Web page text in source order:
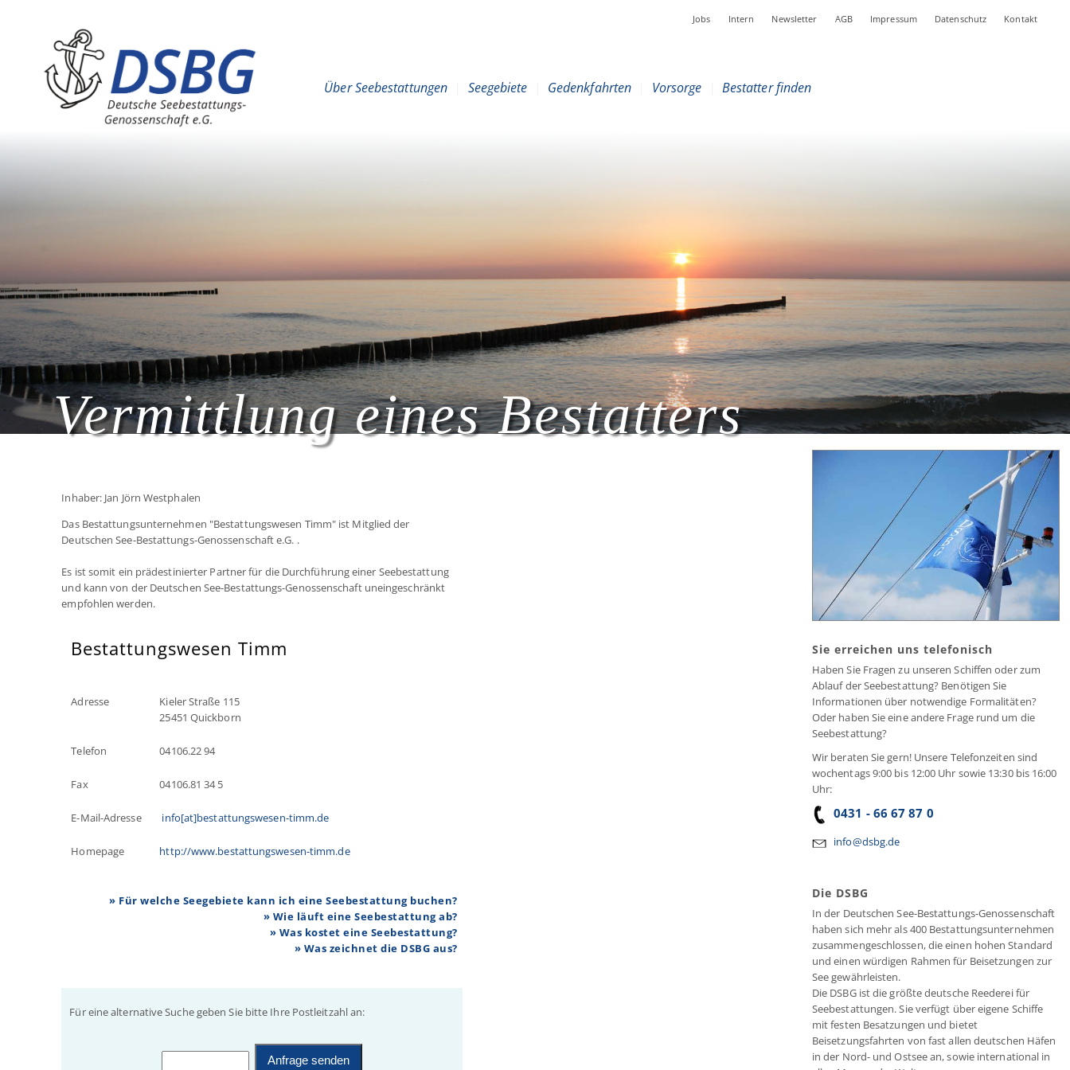
Hauptnavigation
Jobs Intern Newsletter AGB Impressum Datenschutz Kontakt
Über Seebestattungen Seegebiete Gedenkfahrten Vorsorge Bestatter finden
Vermittlung eines Bestatters
Inhaber: Jan Jörn Westphalen
Das Bestattungsunternehmen "Bestattungswesen Timm" ist Mitglied der
Deutschen See-Bestattungs-Genossenschaft e.G. .
Es ist somit ein prädestinierter Partner für die Durchführung einer Seebestattung
und kann von der Deutschen See-Bestattungs-Genossenschaft uneingeschränkt
empfohlen werden.
Bestattungswesen Timm
Adresse
Kieler Straße 115
25451 Quickborn
Telefon 04106.22 94
Fax 04106.81 34 5
E-Mail-Adresse info[at]bestattungswesen-timm.de
Homepage http://www.bestattungswesen-timm.de
» Für welche Seegebiete kann ich eine Seebestattung buchen?
» Wie läuft eine Seebestattung ab?
» Was kostet eine Seebestattung?
» Was zeichnet die DSBG aus?
Für eine alternative Suche geben Sie bitte Ihre Postleitzahl an:
Sie erreichen uns telefonisch
Haben Sie Fragen zu unseren Schiffen oder zum
Ablauf der Seebestattung? Benötigen Sie
Informationen über notwendige Formalitäten?
Oder haben Sie eine andere Frage rund um die
Seebestattung?
Wir beraten Sie gern! Unsere Telefonzeiten sind
wochentags 9:00 bis 12:00 Uhr sowie 13:30 bis 16:00
Uhr:
0431 - 66 67 87 0
info@dsbg.de
Die DSBG
In der Deutschen See-Bestattungs-Genossenschaft
haben sich mehr als 400 Bestattungsunternehmen
zusammengeschlossen, die einen hohen Standard
und einen würdigen Rahmen für Beisetzungen zur
See gewährleisten.
Die DSBG ist die größte deutsche Reederei für
Seebestattungen. Sie verfügt über eigene Schiffe
mit festen Besatzungen und bietet
Beisetzungsfahrten von fast allen deutschen Häfen
in der Nord- und Ostsee an, sowie international in